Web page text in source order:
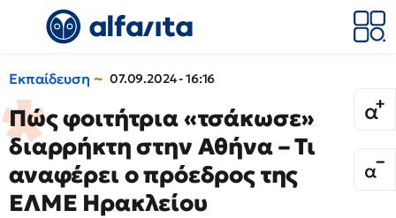
Εκπαίδευση 07.09.2024 - 16:16
Πώς φοιτήτρια «τσάκωσε»
διαρρήκτη στην Αθήνα – Τι
αναφέρει ο πρόεδρος της
ΕΛΜΕ Ηρακλείου